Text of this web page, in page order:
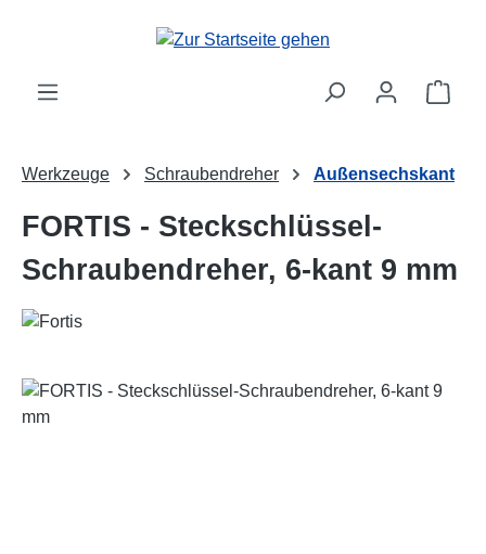
Zum Hauptinhalt springen
Werkzeuge Schraubendreher Außensechskant
FORTIS - Steckschlüssel-
Schraubendreher, 6-kant 9 mm
Bildergalerie überspringen